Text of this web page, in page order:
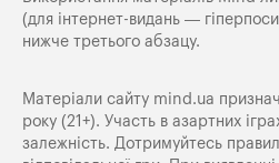
(для інтернет-видань —
нижче третього абзацу.
Матеріали сайту mind.ua
року (21+). Участь в азартних
залежність. Дотримуйтесь